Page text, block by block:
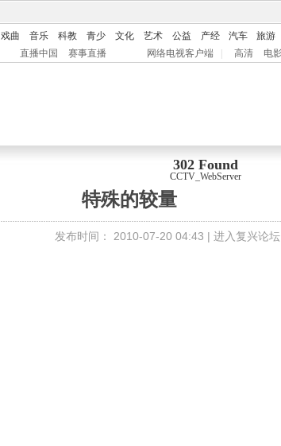
戏曲 音乐 科教 青少 文化 艺术 公益 产经 汽车 旅游
直播中国 赛事直播 网络电视客户端 高清 电
302 Found
CCTV_WebServer
特殊的较量
发布时间： 2010-07-20 04:43 | 进入复兴论坛